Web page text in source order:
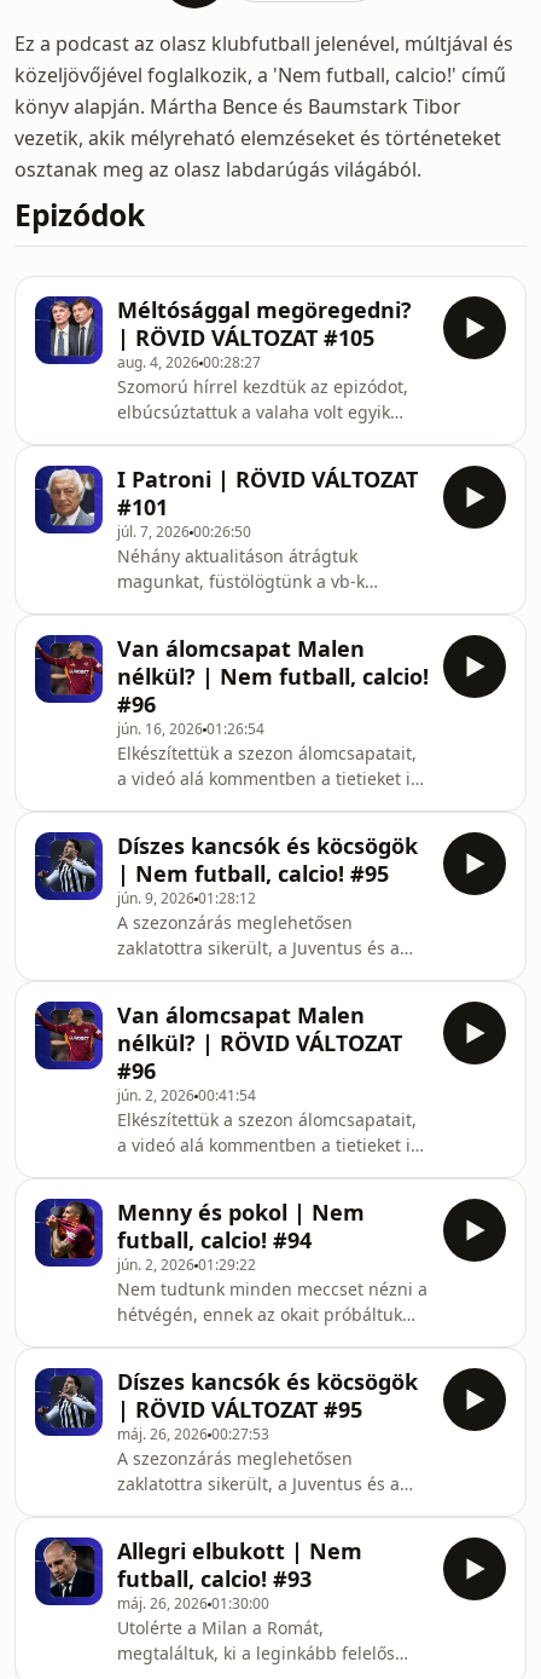
Ez a podcast az olasz klubfutball jelenével, múltjával és
közeljövőjével foglalkozik, a 'Nem futball, calcio!' című
könyv alapján. Mártha Bence és Baumstark Tibor
vezetik, akik mélyreható elemzéseket és történeteket
osztanak meg az olasz labdarúgás világából.
Epizódok
Méltósággal megöregedni?
| RÖVID VÁLTOZAT #105
aug. 4, 202600:28:27
Szomorú hírrel kezdtük az epizódot,
elbúcsúztattuk a valaha volt egyik
Nevetni aztán az olasz szövetség már-
már komikus kapitánykasztingján sem
volt kedvünk. Majd ígéretünket
beváltva újabb három legenda
pályafutását dolgoztuk fel: Alessandro
Del Piero, Gianfranco Zola és Roberto
Baggio életművéről
beszélgettünk.Köszönjük szépen a
támogatást!Támogatói oldalun
I Patroni | RÖVID VÁLTOZAT
#101
júl. 7, 202600:26:50
Néhány aktualitáson átrágtuk
magunkat, füstölögtünk a vb-k
Ramosról, Dybaláról és Bremerről,
majd elkalauzoltunk benneteket az
olasz klubtulajdonosok sajátos
világába. Találkozhattok ott
koronázatlan királlyal, legfőbb
politikai vezetővel, giccsimádó
filmmágnással, babonás
szerencselovaggal és hétpróbás
gazemberrel egyaránt. A legszebb
Van álomcsapat Malen
nélkül? | Nem futball, calcio!
#96
jún. 16, 202601:26:54
Elkészítettük a szezon álomcsapatait,
a videó alá kommentben a tietieket is
párharcokban legerősebb
játékosairól, valamint arról is, mire
készülhet Nápoly Allegri érkezése
után.Ha már a megjelenés napján
kíváncsi vagy a teljes epizódra,
támogass minket!Támogatói oldalunk:
https://www.donably.com/nem-
futball-calcioIratkozz fel YouTub
Díszes kancsók és köcsögök
| Nem futball, calcio! #95
jún. 9, 202601:28:12
A szezonzárás meglehetősen
zaklatottra sikerült, a Juventus és a
indulhat. Milánóban nagytakarítás
kezdődött, edzőt váltott az Atalanta és
a Lazio, távozott Antonio Conte
Nápolyból. És ez még nem minden!
Összeállítottuk a szezon
köcsögválogatottját is, erre
benneteket is biztatunk, ahogyan arra
is, hogy kérdezzetek tőlünk!Ha
Van álomcsapat Malen
nélkül? | RÖVID VÁLTOZAT
#96
jún. 2, 202600:41:54
Elkészítettük a szezon álomcsapatait,
a videó alá kommentben a tietieket is
párharcokban legerősebb
játékosairól, valamint arról is, mire
készülhet Nápoly Allegri érkezése
után.Ez csak egy adásrészlet! Már a
megjelenés napján megkapod a teljes
epizódot, ha támogatsz
minket.Támogatói oldalunk:
https://www.donably.com/nem-
futball-calc
Menny és pokol | Nem
futball, calcio! #94
jún. 2, 202601:29:22
Nem tudtunk minden meccset nézni a
hétvégén, ennek az okait próbáltuk
nagy részében egyébként is a
felelősöket kerestük Rómábn,
Torinóban és Milánóban - szokás
szerint nem mindenben értettünk
egyet.Ha már a megjelenés napján
kíváncsi vagy a teljes epizódra,
látogass el támogatói
oldalunkra!Támogatói oldalunk:
https://www.donably.com/ne
Díszes kancsók és köcsögök
| RÖVID VÁLTOZAT #95
máj. 26, 202600:27:53
A szezonzárás meglehetősen
zaklatottra sikerült, a Juventus és a
indulhat. Milánóban nagytakarítás
kezdődött, edzőt váltott az Atalanta és
a Lazio, távozott Antonio Conte
Nápolyból. És ez még nem minden!
Összeállítottuk a szezon
Allegri elbukott | Nem
futball, calcio! #93
máj. 26, 202601:30:00
Utolérte a Milan a Romát,
megtaláltuk, ki a leginkább felelős